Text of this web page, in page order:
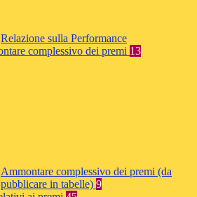
Relazione sulla Performance
complessivo dei premi 13
Ammontare complessivo dei premi (da
pubblicare in tabelle) 9